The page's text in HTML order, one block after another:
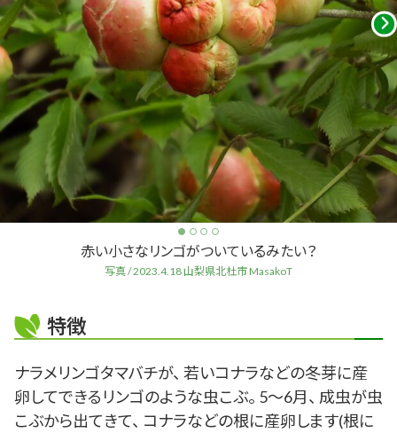
赤い小さなリンゴがついているみたい？
写真 / 2023.4.18 山梨県北杜市 MasakoT
特徴
ナラメリンゴタマバチが、 若いコナラなどの冬芽に産
卵してできるリンゴのような虫こぶ。 5～6月、 成虫が虫
こぶから出てきて、 コナラなどの根に産卵します(根に